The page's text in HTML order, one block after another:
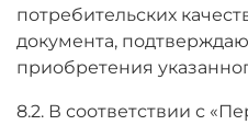
потребительских
документа,
приобретения
8.2. В соответствии с